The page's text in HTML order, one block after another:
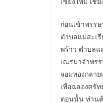
ก่อนเข้าพรร
ตำบลแม่สะเ
พร้าว ตำบลแ
เณรมาจำพร
จอมทองกลา
เพื่อฉลองศรั
ตอนนั้น ท่านต้